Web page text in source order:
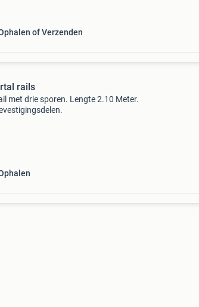
of Verzenden
rails
met drie sporen. Lengte 2.10 Meter.